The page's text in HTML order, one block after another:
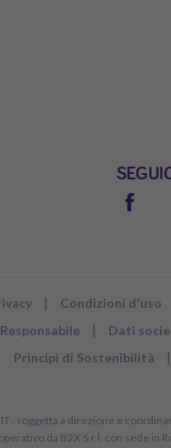
| Condizioni d'uso
| Dati
Principi di Sostenibilità |
, soggetta a direzione e
da B2X S.r.l. con sede in